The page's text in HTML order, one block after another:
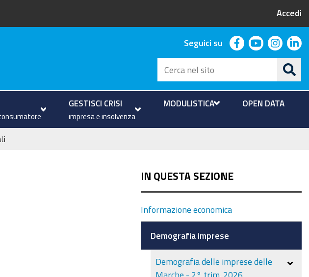
Accedi
Seguici su facebookyoutube
Cerca
nel
sito
GESTISCI CRISI
impresa e insolvenza
MODULISTICA OPEN DATA
IN QUESTA SEZIONE
Informazione economica
Demografia imprese
Demografia delle imprese delle
Marche - 2° trim. 2026